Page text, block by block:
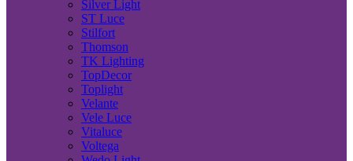
Silver Light
ST Luce
Stilfort
Thomson
TK Lighting
TopDecor
Toplight
Velante
Vele Luce
Vitaluce
Voltega